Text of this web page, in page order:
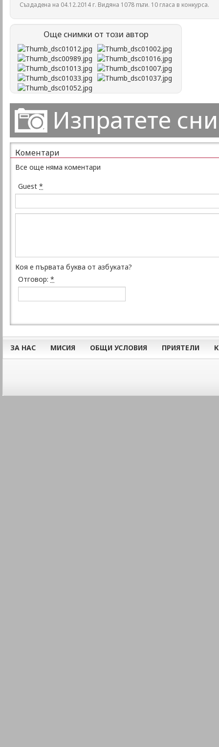
Създадена на 04.12.2014 г. Видяна 1078 пъти. 10 гласа в конкурса.
Още снимки от този автор
Изпратете
Коментари
Все още няма коментари
Guest *
Коя е първата буква от азбуката?
Отговор: *
ЗА НАС МИСИЯ ОБЩИ УСЛОВИЯ ПРИЯТЕЛИ